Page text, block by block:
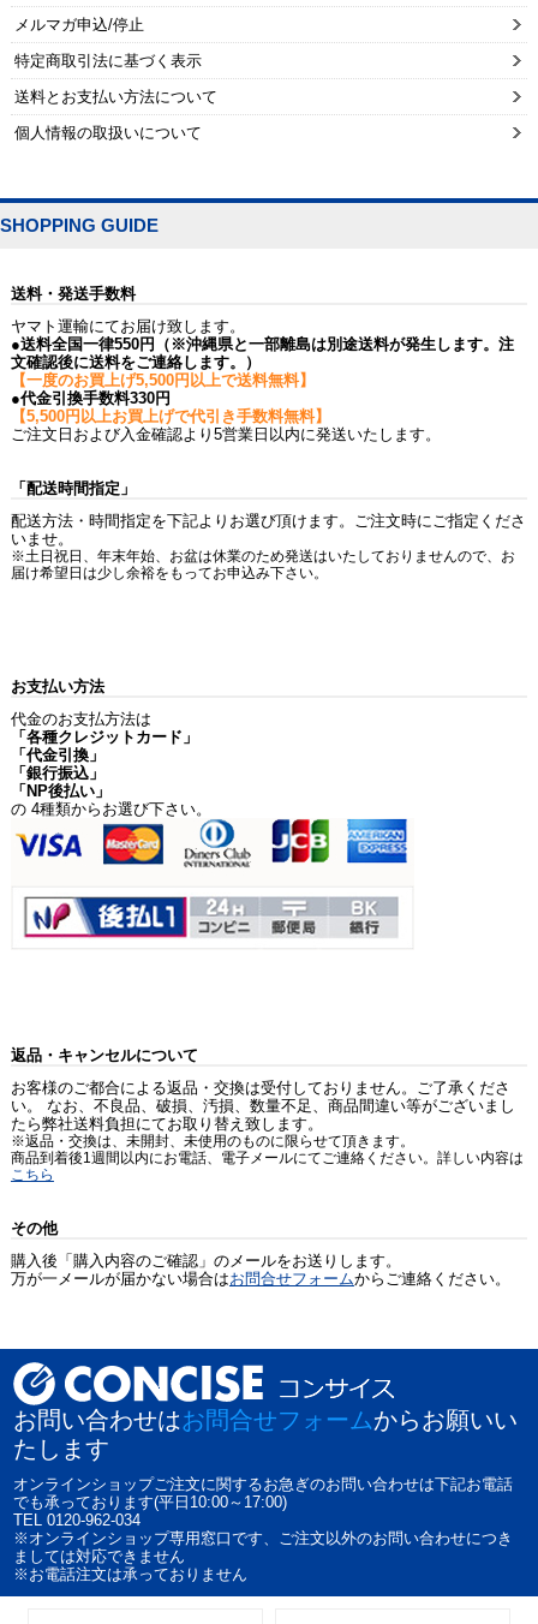
メルマガ申込/停止
特定商取引法に基づく表示
送料とお支払い方法について
個人情報の取扱いについて
SHOPPING GUIDE
送料・発送手数料
ヤマト運輸にてお届け致します。
●送料全国一律550円（※沖縄県と一部離島は別途送料が発生します。注
文確認後に送料をご連絡します。）
【一度のお買上げ5,500円以上で送料無料】
●代金引換手数料330円
【5,500円以上お買上げで代引き手数料無料】
ご注文日および入金確認より5営業日以内に発送いたします。
「配送時間指定」
配送方法・時間指定を下記よりお選び頂けます。ご注文時にご指定くださ
いませ。
※土日祝日、年末年始、お盆は休業のため発送はいたしておりませんので、お
届け希望日は少し余裕をもってお申込み下さい。
お支払い方法
代金のお支払方法は
「各種クレジットカード」
「代金引換」
「銀行振込」
「NP後払い」
の 4種類からお選び下さい。
返品・キャンセルについて
お客様のご都合による返品・交換は受付しておりません。ご了承くださ
い。 なお、不良品、破損、汚損、数量不足、商品間違い等がございまし
たら弊社送料負担にてお取り替え致します。
※返品・交換は、未開封、未使用のものに限らせて頂きます。
商品到着後1週間以内にお電話、電子メールにてご連絡ください。詳しい内容は
こちら
その他
購入後「購入内容のご確認」のメールをお送りします。
万が一メールが届かない場合はお問合せフォームからご連絡ください。
お問い合わせはお問合せフォームからお願いい
たします
オンラインショップご注文に関するお急ぎのお問い合わせは下記お電話
でも承っております(平日10:00～17:00)
TEL 0120-962-034
※オンラインショップ専用窓口です、ご注文以外のお問い合わせにつき
ましては対応できません
※お電話注文は承っておりません